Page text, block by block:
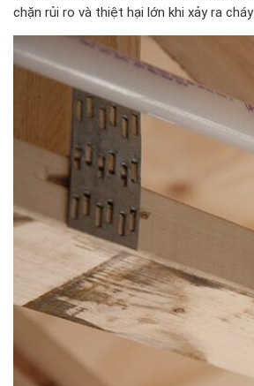
chặn rủi ro và thiệt hại lớn khi xảy ra cháy